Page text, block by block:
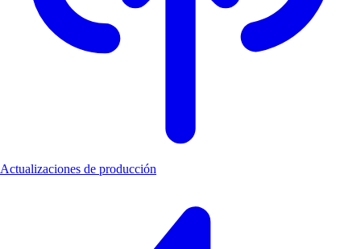
Actualizaciones de producción